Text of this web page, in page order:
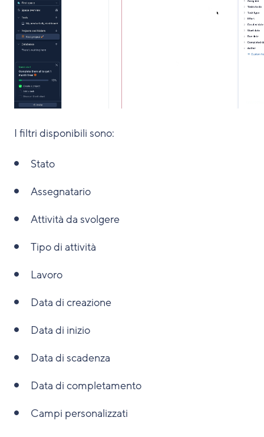
I filtri disponibili sono:
Stato
Assegnatario
Attività da svolgere
Tipo di attività
Lavoro
Data di creazione
Data di inizio
Data di scadenza
Data di completamento
Campi personalizzati